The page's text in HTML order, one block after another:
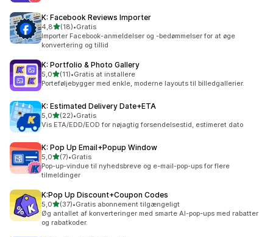
K: Facebook Reviews Importer
4,8ud af 5 stjerner
(18)
18 anmeldelser i alt
•Gratis
Importer Facebook-anmeldelser og -bedømmelser for at øge
konvertering og tillid
K: Portfolio & Photo Gallery
5,0ud af 5 stjerner
(11)
11 anmeldelser i alt
•Gratis at installere
Porteføljebygger med enkle, moderne layouts til billedgallerier.
K: Estimated Delivery Date+ETA
5,0ud af 5 stjerner
(22)
22 anmeldelser i alt
•Gratis
Vis ETA/EDD/EOD for nøjagtig forsendelsestid, estimeret dato
K: Pop Up Email+Popup Window
5,0ud af 5 stjerner
(7)
7 anmeldelser i alt
•Gratis
Pop-up-vindue til nyhedsbreve og e-mail-pop-ups for flere
tilmeldinger
K:Pop Up Discount+Coupon Codes
5,0ud af 5 stjerner
(37)
37 anmeldelser i alt
•Gratis abonnement tilgængeligt
Øg antallet af konverteringer med smarte AI-pop-ups med rabatter
og rabatkoder.